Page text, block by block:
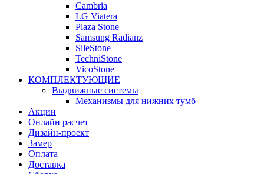
Cambria
LG Viatera
Plaza Stone
Samsung Radianz
SileStone
TechniStone
VicoStone
КОМПЛЕКТУЮЩИЕ
Выдвижные системы
Механизмы для нижних тумб
Акции
Онлайн расчет
Дизайн-проект
Замер
Оплата
Доставка